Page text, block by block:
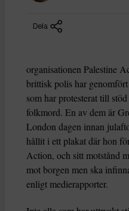
Dela
organisationen Palestine
brittisk polis har
som har protesterat till
folkmord. En av dem är
London dagen innan
hållit i ett plakat där hon
Action, och sitt motstånd
mot borgen men ska
enligt medierapporter.